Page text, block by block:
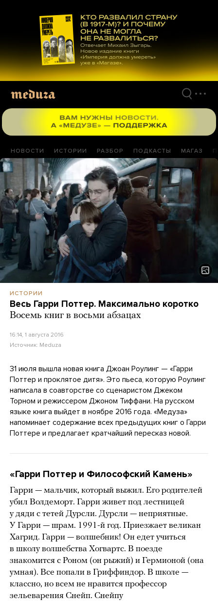
материалам
НОВОСТИ ИСТОРИИ РАЗБОР ПОДКАСТЫ МАГАЗ
ИСТОРИИ
Весь Гарри Поттер. Максимально коротко
Восемь книг в восьми абзацах
16:14, 1 августа 2016
Источник: Meduza
31 июля вышла новая книга Джоан Роулинг — «Гарри
Поттер и проклятое дитя». Это пьеса, которую Роулинг
написала в соавторстве со сценаристом Джеком
Торном и режиссером Джоном Тиффани. На русском
языке книга выйдет в ноябре 2016 года. «Медуза»
напоминает содержание всех предыдущих книг о Гарри
Поттере и предлагает кратчайший пересказ новой.
«Гарри Поттер и Философский Камень»
Гарри — мальчик, который выжил. Его родителей
убил Волдеморт. Гарри живет под лестницей
у дяди с тетей Дурсли. Дурсли — неприятные.
У Гарри — шрам. 1991-й год. Приезжает великан
Хагрид. Гарри — волшебник! Он едет учиться
в школу волшебства Хогвартс. В поезде
знакомится с Роном (он рыжий) и Гермионой (она
умная). Все попали в Гриффиндор. В школе —
классно, но всем не нравится профессор
зельеварения Снейп. Снейпу